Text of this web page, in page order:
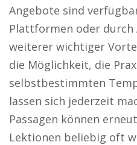
Angebote sind
Plattformen oder durch
weiterer wichtiger
die Möglichkeit, die
selbstbestimmten
lassen sich jederzeit
Passagen können
Lektionen beliebig oft